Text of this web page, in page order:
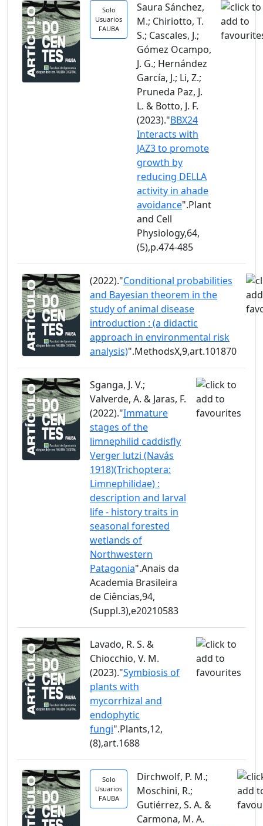
Solo
Usuarios
FAUBA
Saura Sánchez,
M.; Chiriotto, T.
S.; Cascales, J.;
Gómez Ocampo,
J. G.; Hernández
García, J.; Li, Z.;
Pruneda Paz, J.
L. & Botto, J. F.
(2023)."BBX24
Interacts with
JAZ3 to promote
growth by
reducing DELLA
activity in ahade
avoidance".Plant
and Cell
Physiology,64,
(5),p.474-485
(2022)."Conditional probabilities
and Bayesian theorem in the
study of animal disease
introduction : (a didactic
approach in environmental risk
analysis)".MethodsX,9,art.101870
Sganga, J. V.;
Valverde, A. & Jaras, F.
(2022)."Immature
stages of the
limnephilid caddisfly
Verger lutzi (Navás
1918)(Trichoptera:
Limnephilidae) :
description and larval
life - history traits in
seasonal forested
wetlands of
Northwestern
Patagonia".Anais da
Academia Brasileira
de Ciências,94,
(Suppl.3),e20210583
Lavado, R. S. &
Chiocchio, V. M.
(2023)."Symbiosis of
plants with
mycorrhizal and
endophytic
fungi".Plants,12,
(8),art.1688
Solo
Usuarios
FAUBA
Dirchwolf, P. M.;
Moschini, R.;
Gutiérrez, S. A. &
Carmona, M. A.